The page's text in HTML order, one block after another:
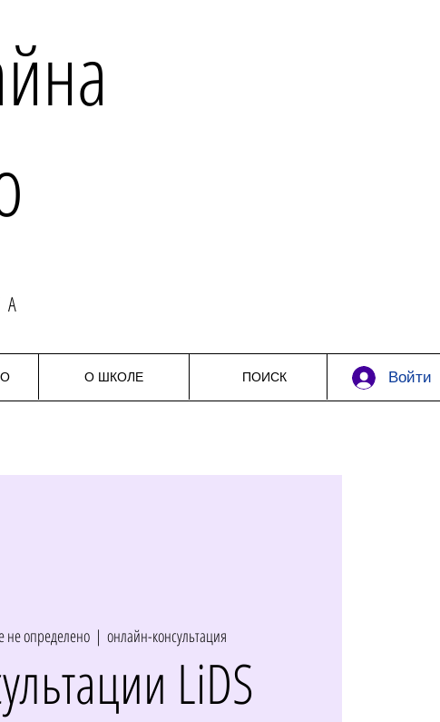
О ШКОЛЕ ПОИСК Войти
не определено
  |
онлайн-консультация
LiDS